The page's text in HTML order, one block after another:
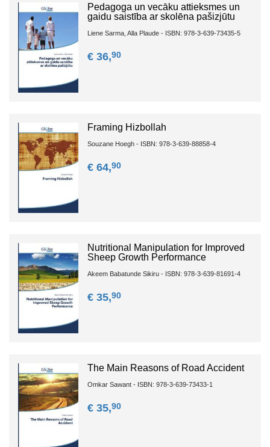
Pedagoga un vecāku attieksmes un
gaidu saistība ar skolēna pašizjūtu
Liene Sarma, Alla Plaude - ISBN: 978-3-639-73435-5
€ 36,90
Framing Hizbollah
Souzane Hoegh - ISBN: 978-3-639-88858-4
€ 64,90
Nutritional Manipulation for Improved
Sheep Growth Performance
Akeem Babatunde Sikiru - ISBN: 978-3-639-81691-4
€ 35,90
The Main Reasons of Road Accident
Omkar Sawant - ISBN: 978-3-639-73433-1
€ 35,90